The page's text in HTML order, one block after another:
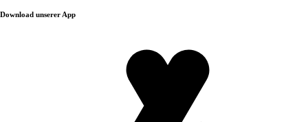
Download unserer App